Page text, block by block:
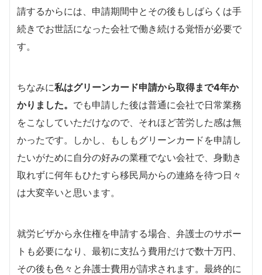
請するからには、申請期間中とその後もしばらくは手
続きでお世話になった会社で働き続ける覚悟が必要で
す。
ちなみに私はグリーンカード申請から取得まで4年か
かりました。 でも申請した後は普通に会社で日常業務
をこなしていただけなので、それほど苦労した感は無
かったです。しかし、もしもグリーンカードを申請し
たいがために自分の好みの業種でない会社で、身動き
取れずに何年もひたすら移民局からの連絡を待つ日々
は大変辛いと思います。
就労ビザから永住権を申請する場合、弁護士のサポー
トも必要になり、最初に支払う費用だけで数十万円、
その後も色々と弁護士費用が請求されます。最終的に